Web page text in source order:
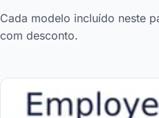
Cada modelo incluído neste
com desconto.